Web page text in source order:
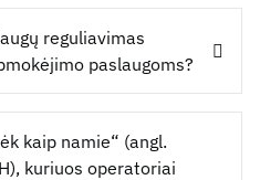
reguliavimas
paslaugoms?
kaip namie“ (angl.
kuriuos operatoriai